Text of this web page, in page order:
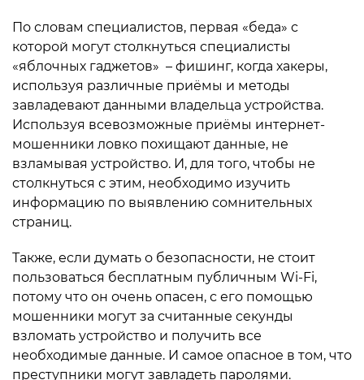
По словам специалистов, первая «беда» с
которой могут столкнуться специалисты
«яблочных гаджетов» – фишинг, когда хакеры,
используя различные приёмы и методы
завладевают данными владельца устройства.
Используя всевозможные приёмы интернет-
мошенники ловко похищают данные, не
взламывая устройство. И, для того, чтобы не
столкнуться с этим, необходимо изучить
информацию по выявлению сомнительных
страниц.
Также, если думать о безопасности, не стоит
пользоваться бесплатным публичным Wi-Fi,
потому что он очень опасен, с его помощью
мошенники могут за считанные секунды
взломать устройство и получить все
необходимые данные. И самое опасное в том, что
преступники могут завладеть паролями.